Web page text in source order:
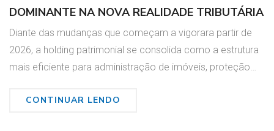
DOMINANTE NA NOVA REALIDADE TRIBUTÁRIA
Diante das mudanças que começam a vigorara partir de
2026, a holding patrimonial se consolida como a estrutura
mais eficiente para administração de imóveis, proteção…
CONTINUAR LENDO